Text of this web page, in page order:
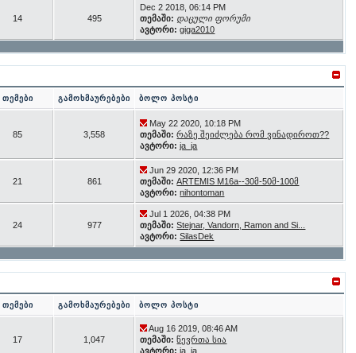
14 495
Dec 2 2018, 06:14 PM
თემაში: დაცული ფორუმი
ავტორი: giga2010
თემები გამოხმაურებები ბოლო პოსტი
85 3,558
May 22 2020, 10:18 PM
თემაში: რაზე შეიძლება რომ ვინადიროთ??
ავტორი: ja_ja
21 861
Jun 29 2020, 12:36 PM
თემაში: ARTEMIS M16a--30მ-50მ-100მ
ავტორი: nihontoman
24 977
Jul 1 2026, 04:38 PM
თემაში: Stejnar, Vandorn, Ramon and Si...
ავტორი: SilasDek
თემები გამოხმაურებები ბოლო პოსტი
17 1,047
Aug 16 2019, 08:46 AM
თემაში: წევრთა სია
ავტორი: ja_ja